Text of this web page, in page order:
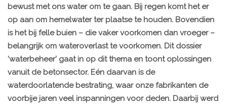
bewust met ons water om te gaan. Bij regen komt het er
op aan om hemelwater ter plaatse te houden. Bovendien
is het bij felle buien – die vaker voorkomen dan vroeger –
belangrijk om wateroverlast te voorkomen. Dit dossier
‘waterbeheer’ gaat in op dit thema en toont oplossingen
vanuit de betonsector. Eén daarvan is de
waterdoorlatende bestrating, waar onze fabrikanten de
voorbije jaren veel inspanningen voor deden. Daarbij werd